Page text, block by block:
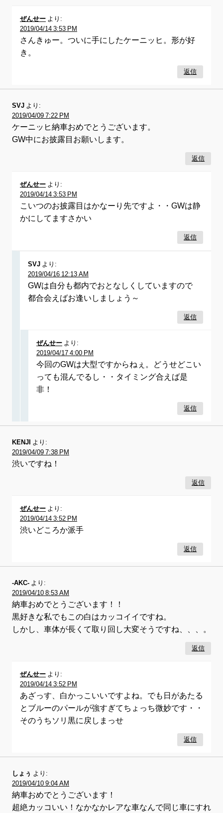
ぜんせー より:
2019/04/14 3:53 PM
さんきゅー。ついに手にしたケーニッヒ。形が好
き。
返信
SVJ より:
2019/04/09 7:22 PM
ケーニッヒ納車おめでとうございます。
GW中にお披露目お願いします。
返信
ぜんせー より:
2019/04/14 3:53 PM
こいつのお披露目はかなーり先ですよ・・GWは静
かにしてますさかい
返信
SVJ より:
2019/04/16 12:13 AM
GWは自分も都内でおとなしくしていますので
都合会えばお逢いしましょう～
返信
ぜんせー より:
2019/04/17 4:00 PM
今回のGWは大型ですからねぇ。どうせどこい
っても混んでるし・・タイミング合えば是
非！
返信
KENJI
より:
2019/04/09 7:38 PM
渋いですね！
返信
ぜんせー より:
2019/04/14 3:52 PM
渋いどころか派手
返信
-AKC- より:
2019/04/10 8:53 AM
納車おめでとうございます！！
黒好きな私でもこの白はカッコイイですね。
しかし、車体が長くて取り回し大変そうですね、、、。
返信
ぜんせー より:
2019/04/14 3:52 PM
あざっす、白かっこいいですよね。でも日があたる
とブルーのパールが強すぎてちょっち微妙です・・
そのうちソリ黒に戻しまっせ
返信
しょぅ
より:
2019/04/10 9:04 AM
納車おめでとうございます！
超絶カッコいい！なかなかレアな車なんで同じ車にすれ